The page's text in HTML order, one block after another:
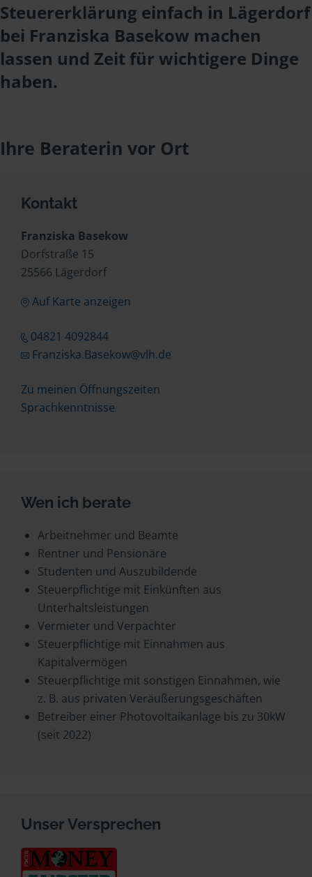
Steuererklärung einfach in Lägerdorf
bei Franziska Basekow machen
lassen und Zeit für wichtigere Dinge
haben.
Ihre Beraterin vor Ort
Kontakt
Franziska Basekow
Dorfstraße 15
25566 Lägerdorf
Auf Karte anzeigen
04821 4092844
Franziska.Basekow@vlh.de
Zu meinen Öffnungszeiten
Sprachkenntnisse
Wen ich berate
Arbeitnehmer und Beamte
Rentner und Pensionäre
Studenten und Auszubildende
Steuerpflichtige mit Einkünften aus
Unterhaltsleistungen
Vermieter und Verpächter
Steuerpflichtige mit Einnahmen aus
Kapitalvermögen
Steuerpflichtige mit sonstigen Einnahmen, wie
z. B. aus privaten Veräußerungsgeschäften
Betreiber einer Photovoltaikanlage bis zu 30kW
(seit 2022)
Unser Versprechen